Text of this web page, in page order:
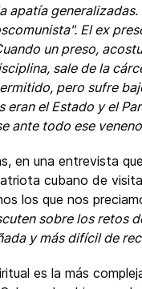
apatía
El ex
un preso,
sale de la
pero sufre
eran el Estado y el
ante todo ese
en una entrevista
cubano de
los que nos
sobre los retos
y más difícil de
es la más